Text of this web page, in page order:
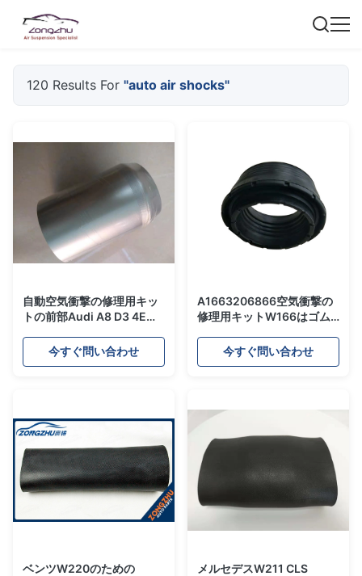
120 Results For "auto air shocks"
自動空気衝撃の修理用キッ
トの前部Audi A8 D3 4E
アルミニウム カバーOEM
4E0616001G
今すぐ問い合わせ
A1663206866空気衝撃の
修理用キットW166はゴム
今すぐ問い合わせ
ベンツW220のための
メルセデスW211 CLS